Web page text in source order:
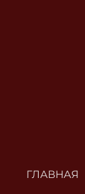
ГЛАВНАЯ